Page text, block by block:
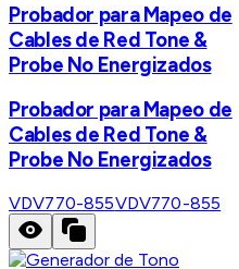
Probador para Mapeo de
Cables de Red Tone &
Probe No Energizados
Probador para Mapeo de
Cables de Red Tone &
Probe No Energizados
VDV770-855VDV770-855